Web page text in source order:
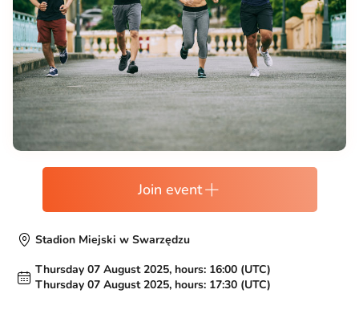
Join event
Stadion Miejski w Swarzędzu
Thursday 07 August 2025, hours: 16:00 (UTC)
Thursday 07 August 2025, hours: 17:30 (UTC)